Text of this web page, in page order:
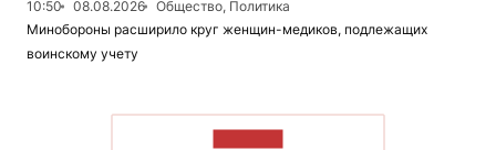
10:50
08.08.2026
Общество, Политика
Минобороны расширило круг женщин-медиков, подлежащих
воинскому учету